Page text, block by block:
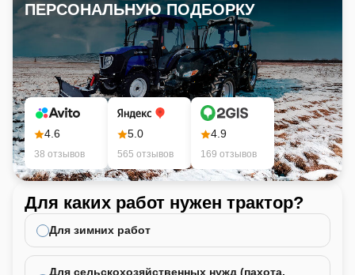
ПЕРСОНАЛЬНУЮ ПОДБОРКУ
4.6
38 отзывов
5.0
565 отзывов
4.9
169 отзывов
Для каких работ нужен трактор?
Для зимних работ
Для сельскохозяйственных нужд (пахота,